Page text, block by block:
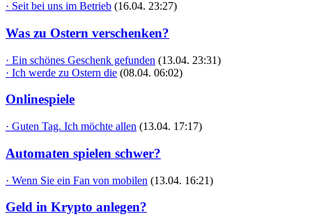
· Seit bei uns im Betrieb (16.04. 23:27)
Was zu Ostern verschenken?
· Ein schönes Geschenk gefunden (13.04. 23:31)
· Ich werde zu Ostern die (08.04. 06:02)
Onlinespiele
· Guten Tag. Ich möchte allen (13.04. 17:17)
Automaten spielen schwer?
· Wenn Sie ein Fan von mobilen (13.04. 16:21)
Geld in Krypto anlegen?